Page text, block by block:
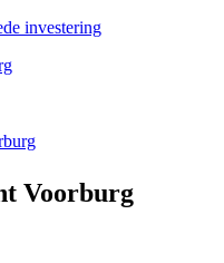
investering
Voorburg